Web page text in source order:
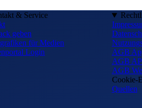
& Service
geben
für Medien
Login
AGB
AGB
AGB
Cookie-
Quellen